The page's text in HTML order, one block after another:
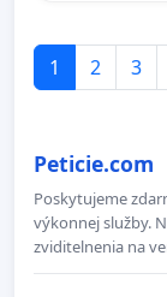
1 2 3
Peticie.com
Poskytujeme
výkonnej služby.
zviditelnenia na